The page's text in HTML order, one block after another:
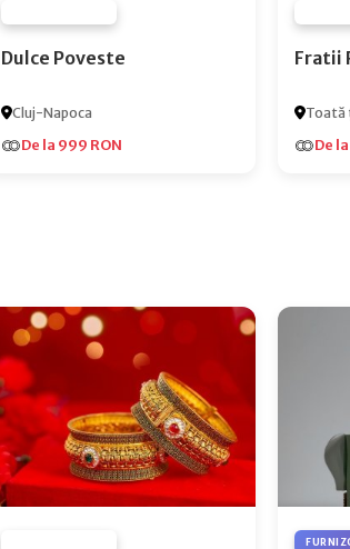
Dulce Poveste
Cluj-Napoca
De la 999 RON
Fratii
Toată
De